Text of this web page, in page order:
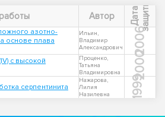
Автор Д
а
т
а
з
а
щ
и
т ы
азотно-
основе плава
Ильин,
Владимир
Александрович
2006
с высокой
Проценко,
Татьяна
Владимировна
2000
серпентинита
Нажарова,
Лилия
Назилевна
1999